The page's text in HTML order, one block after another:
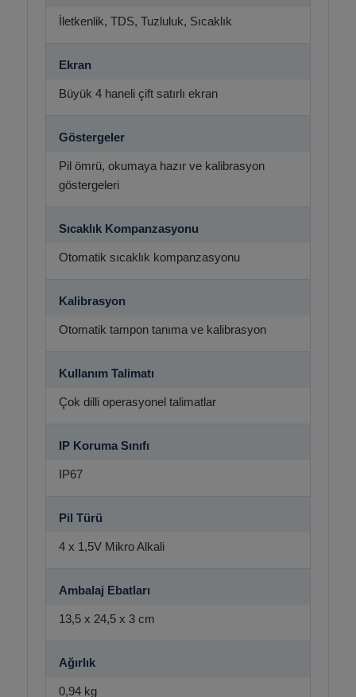
İletkenlik, TDS, Tuzluluk, Sıcaklık
Ekran
Büyük 4 haneli çift satırlı ekran
Göstergeler
Pil ömrü, okumaya hazır ve kalibrasyon
göstergeleri
Sıcaklık Kompanzasyonu
Otomatik sıcaklık kompanzasyonu
Kalibrasyon
Otomatik tampon tanıma ve kalibrasyon
Kullanım Talimatı
Çok dilli operasyonel talimatlar
IP Koruma Sınıfı
IP67
Pil Türü
4 x 1,5V Mikro Alkali
Ambalaj Ebatları
13,5 x 24,5 x 3 cm
Ağırlık
0,94 kg